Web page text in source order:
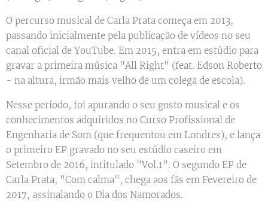
O percurso musical de Carla Prata começa em 2013,
passando inicialmente pela publicação de vídeos no seu
canal oficial de YouTube. Em 2015, entra em estúdio para
gravar a primeira música "All Right" (feat. Edson Roberto
- na altura, irmão mais velho de um colega de escola).
Nesse período, foi apurando o seu gosto musical e os
conhecimentos adquiridos no Curso Profissional de
Engenharia de Som (que frequentou em Londres), e lança
o primeiro EP gravado no seu estúdio caseiro em
Setembro de 2016, intitulado "Vol.1". O segundo EP de
Carla Prata, "Com calma", chega aos fãs em Fevereiro de
2017, assinalando o Dia dos Namorados.